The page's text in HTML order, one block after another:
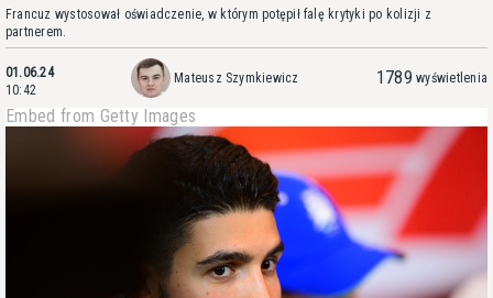
Francuz wystosował oświadczenie, w którym potępił falę krytyki po kolizji z
partnerem.
01.06.24
10:42
Mateusz Szymkiewicz 1789 wyświetlenia
Embed from Getty Images